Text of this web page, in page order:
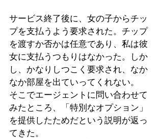
サービス終了後に、女の子からチッ
プを支払うよう要求された。チップ
を渡すか否かは任意であり、私は彼
女に支払うつもりはなかった。しか
し、かなりしつこく要求され、なか
なか部屋を出ていってくれない。
そこでエージェントに問い合わせて
みたところ、「特別なオプション」
を提供したためだという説明が返っ
てきた。